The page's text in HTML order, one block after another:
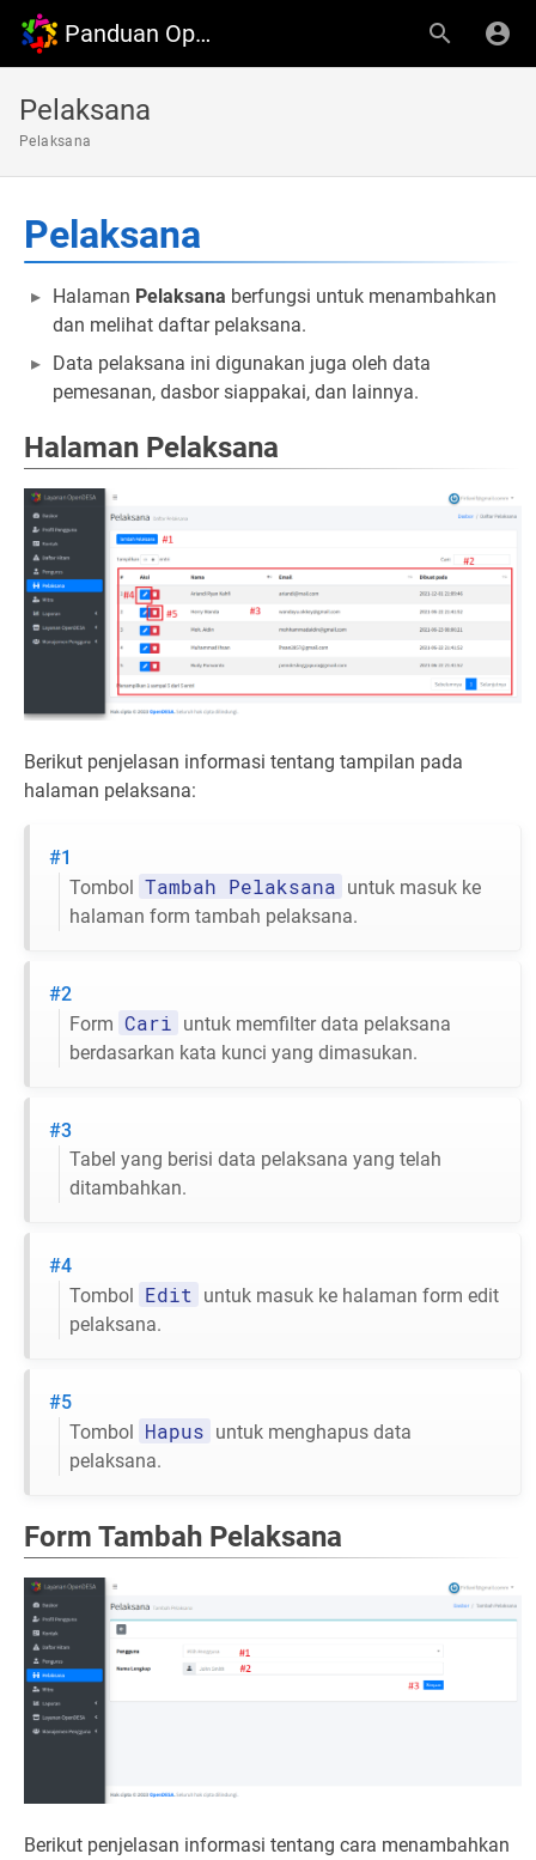
Panduan OpenDesa
Pelaksana
Pelaksana
Pelaksana
Halaman Pelaksana berfungsi untuk menambahkan
dan melihat daftar pelaksana.
Data pelaksana ini digunakan juga oleh data
pemesanan, dasbor siappakai, dan lainnya.
Halaman Pelaksana
Berikut penjelasan informasi tentang tampilan pada
halaman pelaksana:
#1
Tombol
Tambah Pelaksana untuk masuk ke
halaman form tambah pelaksana.
#2
Form Cari untuk memfilter data pelaksana
berdasarkan kata kunci yang dimasukan.
#3
Tabel yang berisi data pelaksana yang telah
ditambahkan.
#4
Tombol
Edit untuk masuk ke halaman form edit
pelaksana.
#5
Tombol
Hapus untuk menghapus data
pelaksana.
Form Tambah Pelaksana
Berikut penjelasan informasi tentang cara menambahkan